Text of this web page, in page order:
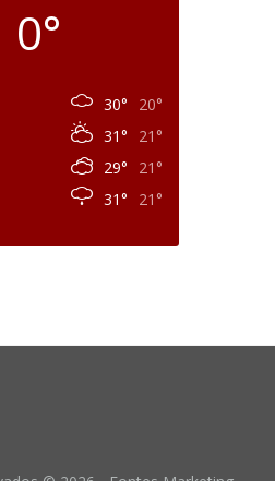
0°
30°
20°
31°
21°
29°
21°
31° 21°